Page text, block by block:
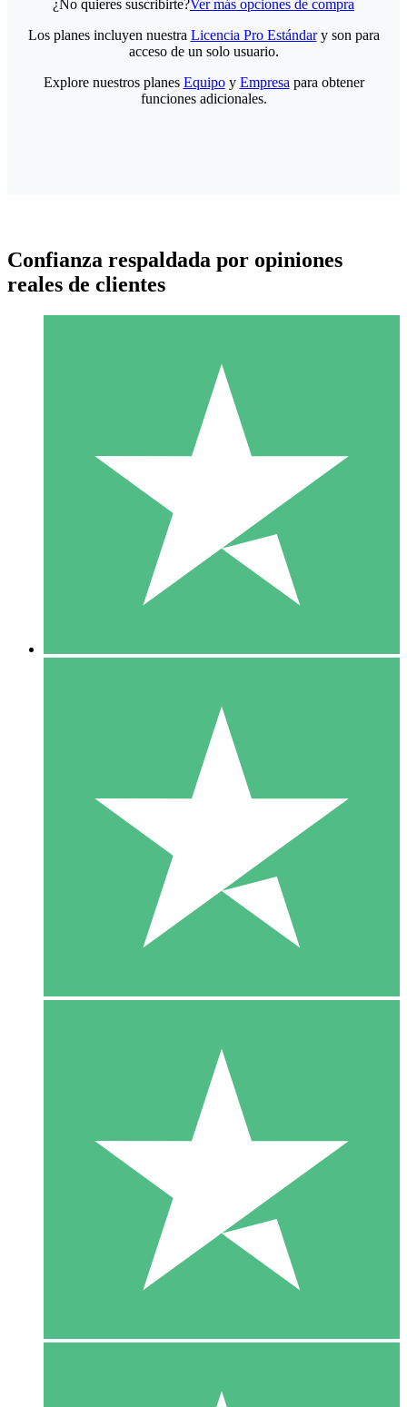
¿No quieres suscribirte?Ver más opciones de compra
Paquetes de Créditos Individuales
Paga según el uso con créditos de descarga. Sin compromiso
10 00
10 Descargas
20 00
Los planes incluyen nuestra Licencia Pro Estándary son para
acceso de un solo usuario.
Explore nuestros planes Equipoy Empresa para obtener
funciones adicionales.
Confianza respaldada por opiniones
reales de clientes